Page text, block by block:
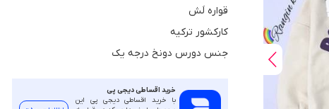
قواره لَش
كاركشور تركيه
جنس دورس دونخ درجه يك
خرید اقساطی دیجی پی
با خرید اقساطی دیجی پی این